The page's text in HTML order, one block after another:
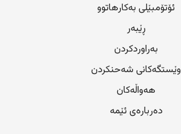
ئۆتۆمبێلی بەکارهاتوو
ڕێبەر
بەراوردکردن
وێستگەکانی شەحنکردن
هەواڵەکان
دەربارەی ئێمە